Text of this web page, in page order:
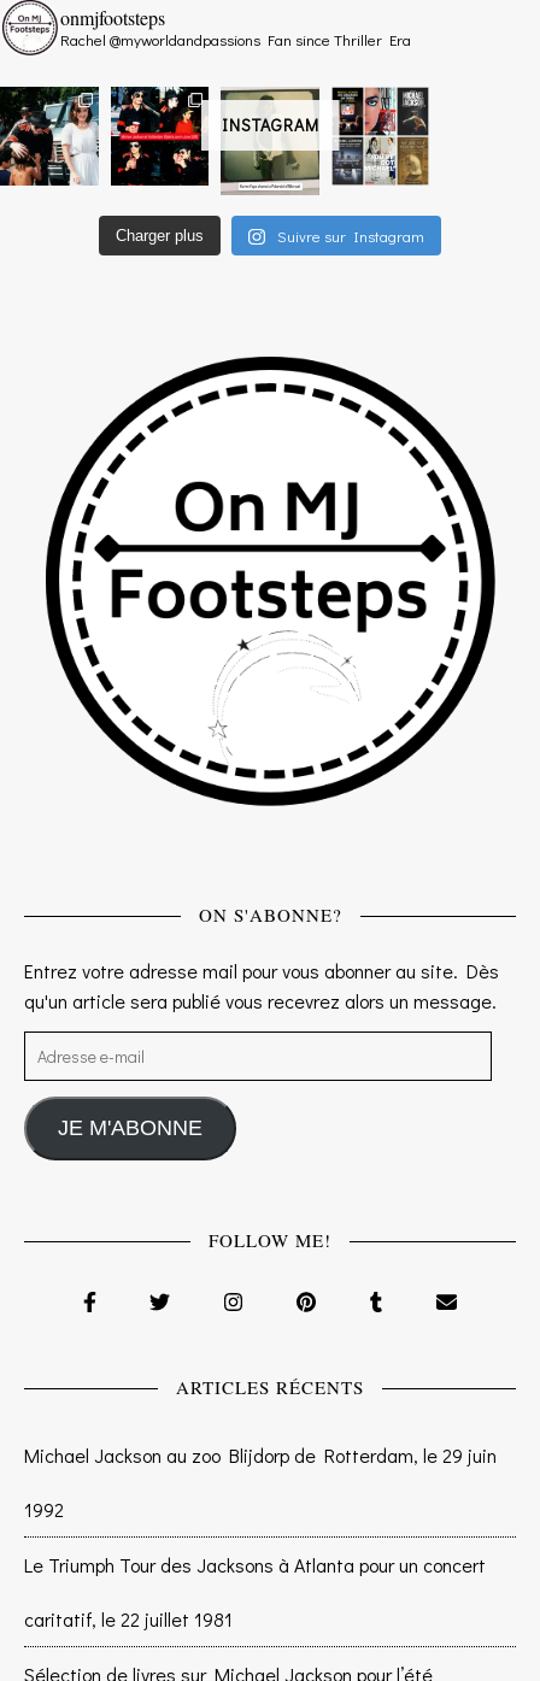
INSTAGRAM
onmjfootsteps
Rachel @myworldandpassions Fan since Thriller Era
Charger plus Suivre sur Instagram
ON S'ABONNE?
Entrez votre adresse mail pour vous abonner au site. Dès
qu'un article sera publié vous recevrez alors un message.
Adresse e-mail
JE M'ABONNE
FOLLOW ME!
ARTICLES RÉCENTS
Michael Jackson au zoo Blijdorp de Rotterdam, le 29 juin
1992
Le Triumph Tour des Jacksons à Atlanta pour un concert
caritatif, le 22 juillet 1981
Sélection de livres sur Michael Jackson pour l’été